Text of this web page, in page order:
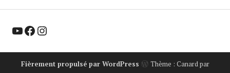
YouTube Facebook Instagram
Fièrement propulsé par WordPress
Thème : Canard par